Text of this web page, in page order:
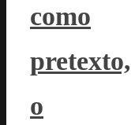
como
pretexto,
o